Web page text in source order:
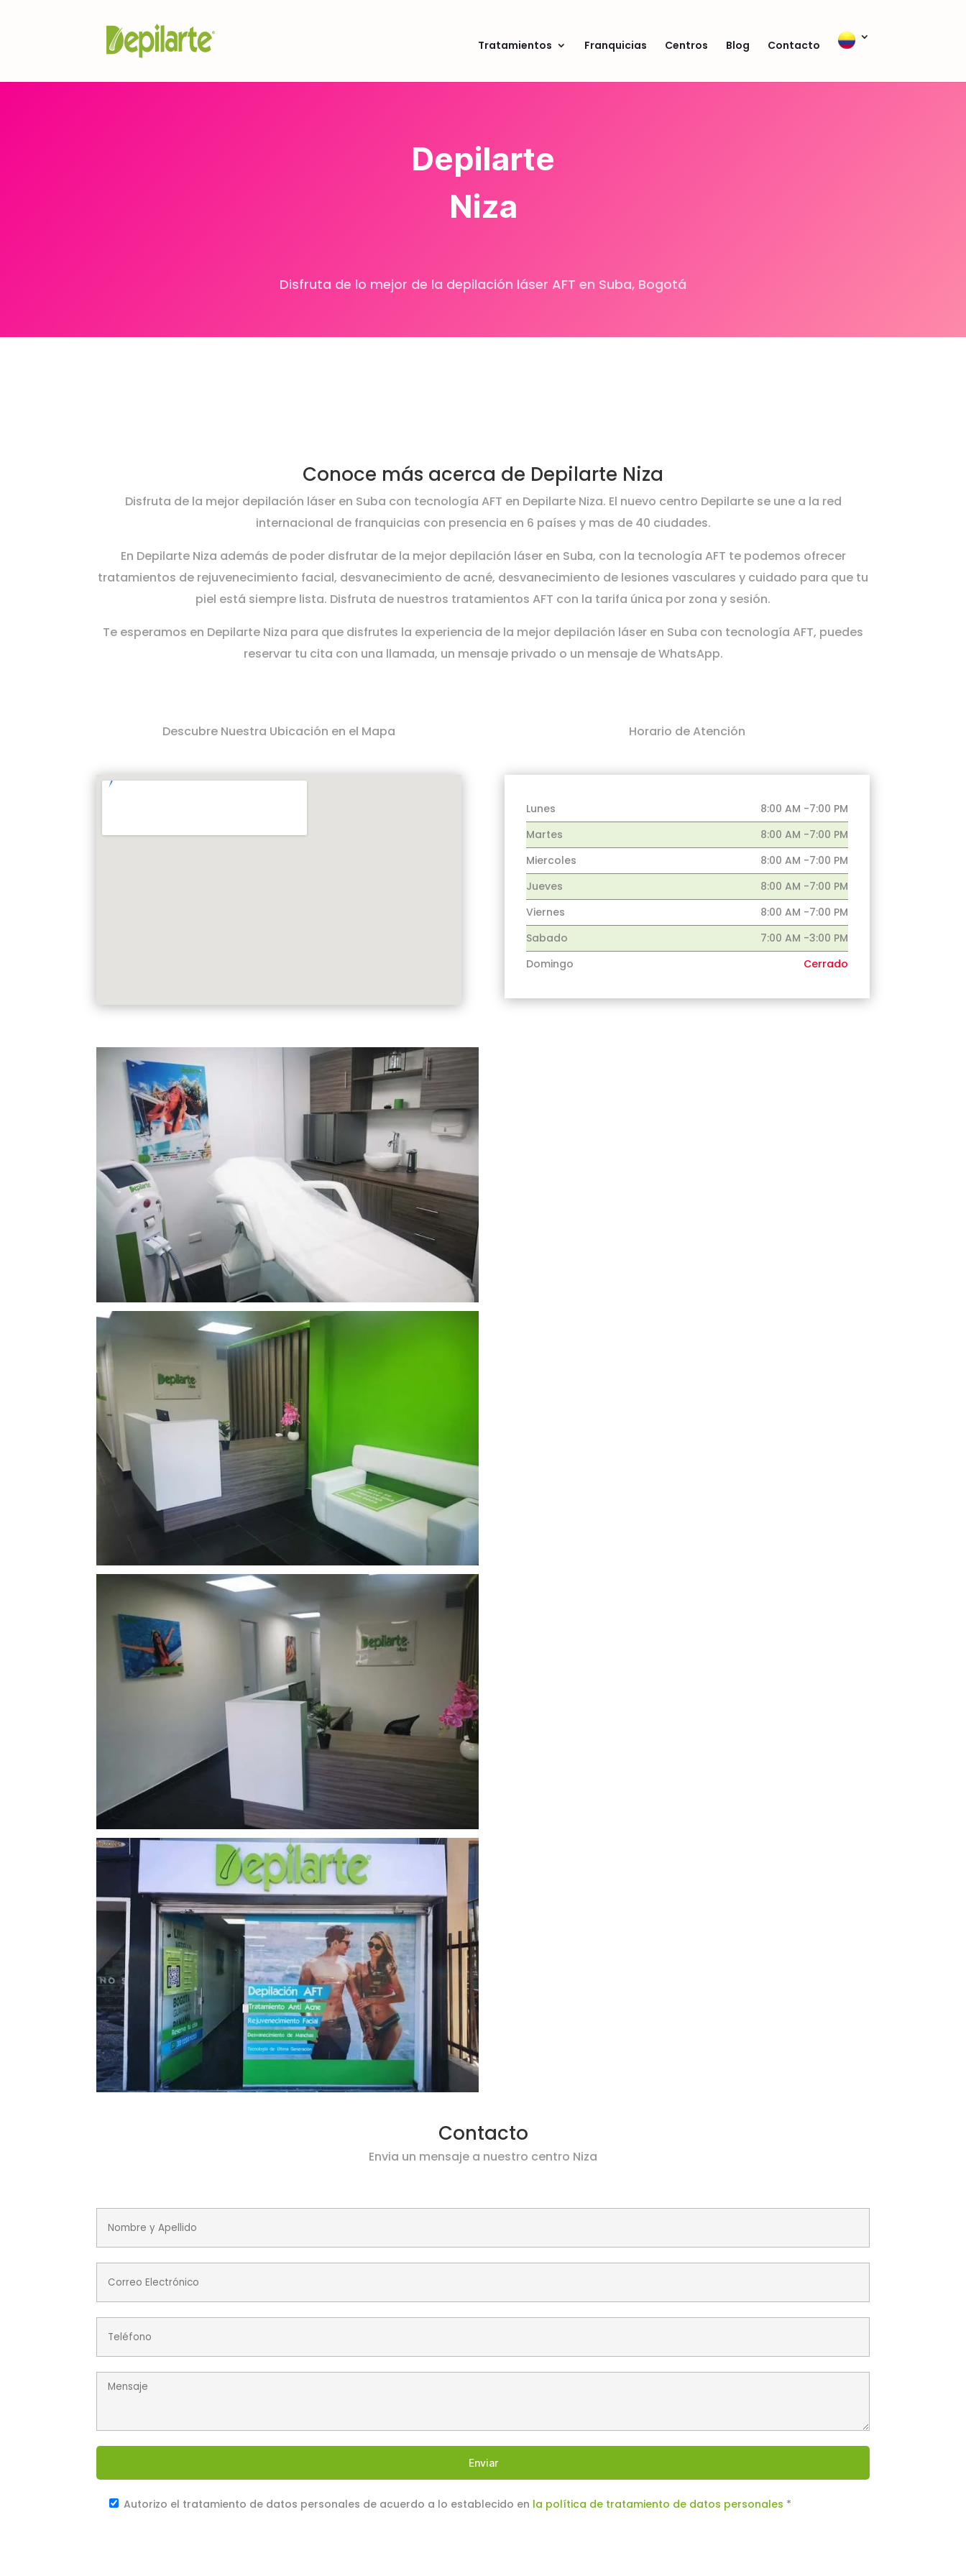
Tratamientos Franquicias Centros Blog Contacto
Depilarte
Niza
Disfruta de lo mejor de la depilación láser AFT en Suba, Bogotá
Conoce más acerca de Depilarte Niza
Disfruta de la mejor depilación láser en Suba con tecnología AFT en Depilarte Niza. El nuevo centro Depilarte se une a la red
internacional de franquicias con presencia en 6 países y mas de 40 ciudades.
En Depilarte Niza además de poder disfrutar de la mejor depilación láser en Suba, con la tecnología AFT te podemos ofrecer
tratamientos de rejuvenecimiento facial, desvanecimiento de acné, desvanecimiento de lesiones vasculares y cuidado para que tu
piel está siempre lista. Disfruta de nuestros tratamientos AFT con la tarifa única por zona y sesión.
Te esperamos en Depilarte Niza para que disfrutes la experiencia de la mejor depilación láser en Suba con tecnología AFT, puedes
reservar tu cita con una llamada, un mensaje privado o un mensaje de WhatsApp.
Descubre Nuestra Ubicación en el Mapa Horario de Atención
Lunes
8:00 AM -7:00 PM
Martes
8:00 AM -7:00 PM
Miercoles
8:00 AM -7:00 PM
Jueves
8:00 AM -7:00 PM
Viernes
8:00 AM -7:00 PM
Sabado
7:00 AM -3:00 PM
Domingo
Cerrado
Contacto
Envia un mensaje a nuestro centro Niza
Enviar
Autorizo el tratamiento de datos personales de acuerdo a lo establecido en la política de tratamiento de datos personales *